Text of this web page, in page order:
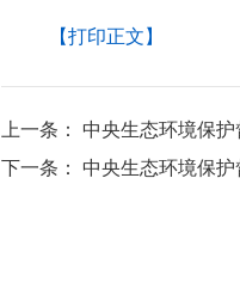
【打印正文】
上一条：
中央生态环境保
下一条：
中央生态环境保